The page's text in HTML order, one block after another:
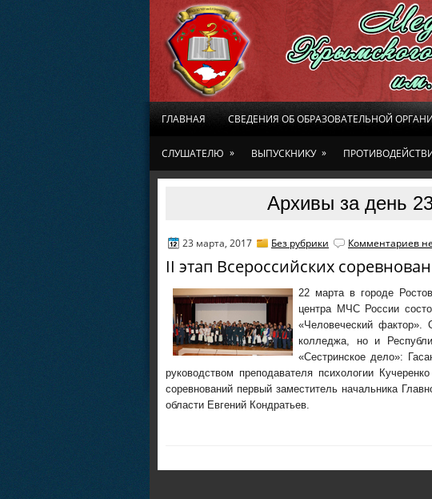
ГЛАВНАЯ СВЕДЕНИЯ ОБ ОБРАЗОВАТЕЛЬНОЙ
СЛУШАТЕЛЮ » ВЫПУСКНИКУ »
Архивы за день
23 марта, 2017 Без рубрики Комментариев
II этап Всероссийских
22 марта в городе
центра МЧС России
«Человеческий фактор».
колледжа, но и
«Сестринское дело»:
руководством преподавателя психологии
соревнований первый заместитель начальника
области Евгений Кондратьев.